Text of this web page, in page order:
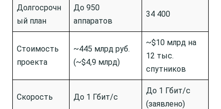
Долгосрочн
ый план
До 950
аппаратов
34 400
Стоимость
проекта
~445 млрд руб.
(~$4,9 млрд)
~$10 млрд на
12 тыс.
спутников
Скорость До 1 Гбит/с
До 1 Гбит/с
(заявлено)